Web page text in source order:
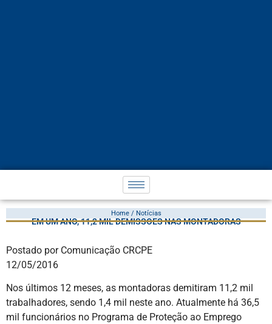
EM UM ANO, 11,2 MIL DEMISSÕES NAS MONTADORAS
Home / Notícias
Postado por Comunicação CRCPE
12/05/2016
Nos últimos 12 meses, as montadoras demitiram 11,2 mil
trabalhadores, sendo 1,4 mil neste ano. Atualmente há 36,5
mil funcionários no Programa de Proteção ao Emprego